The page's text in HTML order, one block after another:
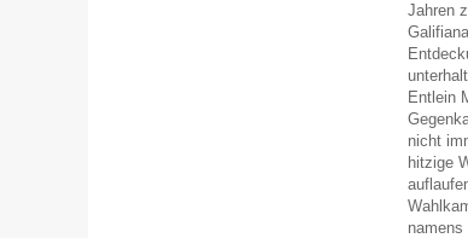
Jahren
Entlein
nicht
hitzige